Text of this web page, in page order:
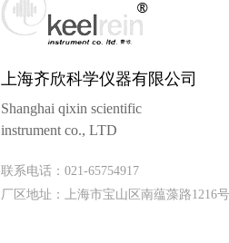
上海齐欣科学仪器有限公司
Shanghai qixin scientific
instrument co., LTD
联系电话：021-65754917
厂区地址：上海市宝山区南蕴藻路1216